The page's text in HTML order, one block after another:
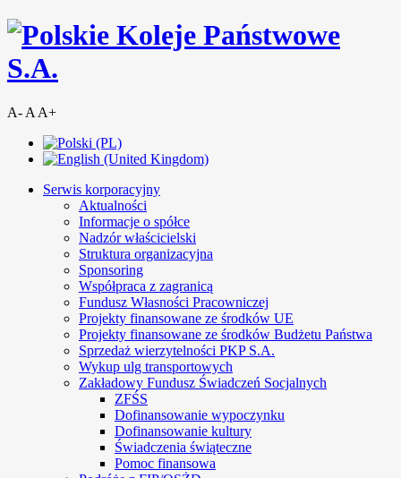
A- A A+
Serwis korporacyjny
Aktualności
Informacje o spółce
Nadzór właścicielski
Struktura organizacyjna
Sponsoring
Współpraca z zagranicą
Fundusz Własności Pracowniczej
Projekty finansowane ze środków UE
Projekty finansowane ze środków Budżetu Państwa
Sprzedaż wierzytelności PKP S.A.
Wykup ulg transportowych
Zakładowy Fundusz Świadczeń Socjalnych
ZFŚS
Dofinansowanie wypoczynku
Dofinansowanie kultury
Świadczenia świąteczne
Pomoc finansowa